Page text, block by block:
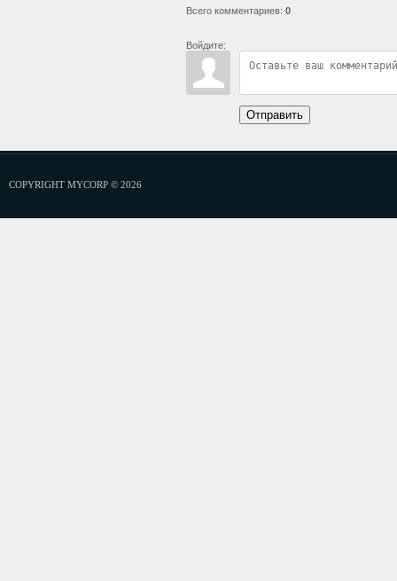
Всего комментариев: 0
Войдите:
Отправить
COPYRIGHT MYCORP © 2026